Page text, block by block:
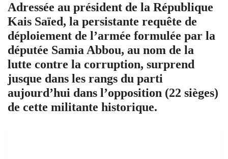
Adressée au président de la République
Kais Saïed, la persistante requête de
déploiement de l’armée formulée par la
députée Samia Abbou, au nom de la
lutte contre la corruption, surprend
jusque dans les rangs du parti
aujourd’hui dans l’opposition (22 sièges)
de cette militante historique.